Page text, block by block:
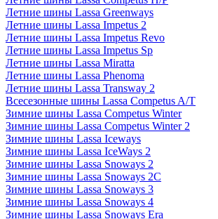
Летние шины Lassa Greenways
Летние шины Lassa Impetus 2
Летние шины Lassa Impetus Revo
Летние шины Lassa Impetus Sp
Летние шины Lassa Miratta
Летние шины Lassa Phenoma
Летние шины Lassa Transway 2
Всесезонные шины Lassa Competus A/T
Зимние шины Lassa Competus Winter
Зимние шины Lassa Competus Winter 2
Зимние шины Lassa Iceways
Зимние шины Lassa IceWays 2
Зимние шины Lassa Snoways 2
Зимние шины Lassa Snoways 2C
Зимние шины Lassa Snoways 3
Зимние шины Lassa Snoways 4
Зимние шины Lassa Snoways Era